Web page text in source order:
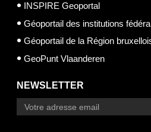
INSPIRE Geoportal
Géoportail des institutions
Géoportail de la Région
GeoPunt Vlaanderen
NEWSLETTER